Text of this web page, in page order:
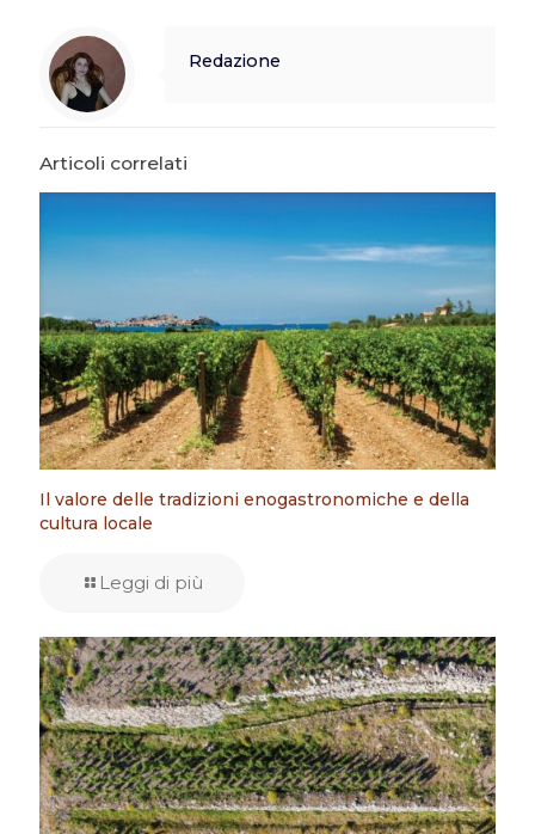
Redazione
Articoli correlati
Il valore delle tradizioni enogastronomiche e della
cultura locale
Leggi di più